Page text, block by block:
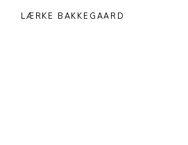
LÆRKE BAKKEGAARD